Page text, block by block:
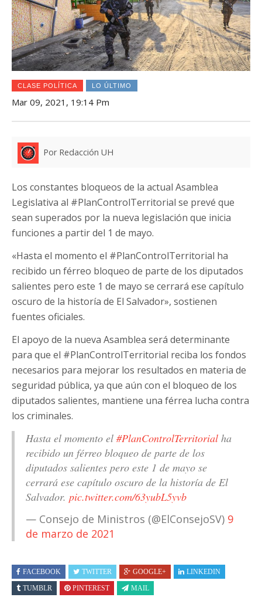
CLASE POLÍTICA LO ÚLTIMO
Mar 09, 2021, 19:14 Pm
Por Redacción UH
Los constantes bloqueos de la actual Asamblea
Legislativa al #PlanControlTerritorial se prevé que
sean superados por la nueva legislación que inicia
funciones a partir del 1 de mayo.
«Hasta el momento el #PlanControlTerritorial ha
recibido un férreo bloqueo de parte de los diputados
salientes pero este 1 de mayo se cerrará ese capítulo
oscuro de la historía de El Salvador», sostienen
fuentes oficiales.
El apoyo de la nueva Asamblea será determinante
para que el #PlanControlTerritorial reciba los fondos
necesarios para mejorar los resultados en materia de
seguridad pública, ya que aún con el bloqueo de los
diputados salientes, mantiene una férrea lucha contra
los criminales.
Hasta el momento el #PlanControlTerritorial ha
recibido un férreo bloqueo de parte de los
diputados salientes pero este 1 de mayo se
cerrará ese capítulo oscuro de la historía de El
Salvador. pic.twitter.com/63yubL5yvb
— Consejo de Ministros (@ElConsejoSV) 9
de marzo de 2021
FACEBOOK TWITTER GOOGLE+
LINKEDIN
TUMBLR
PINTEREST MAIL